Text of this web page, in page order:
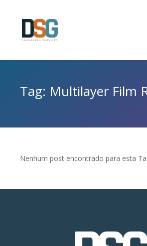
Tag: Multilayer Film
Nenhum post encontrado para esta